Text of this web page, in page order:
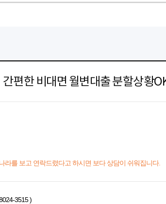
간편한 비대면 월변대출 분할상황
라를 보고 연락드렸다고 하시면 보다 상담이 쉬워집니다.
3515 )